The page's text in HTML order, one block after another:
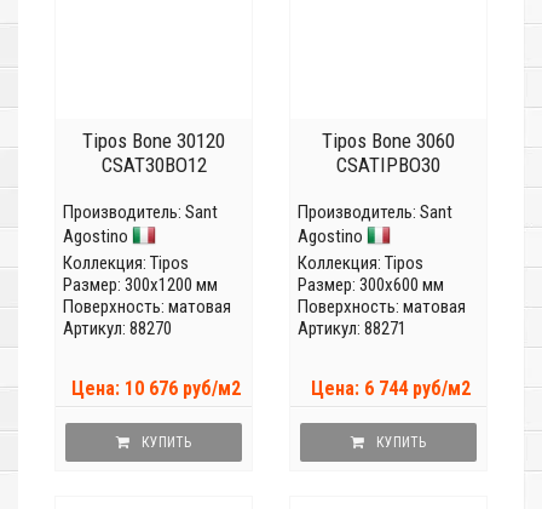
Tipos Bone 30120
CSAT30BO12
Производитель: Sant
Agostino
Коллекция: Tipos
Размер: 300x1200 мм
Поверхность: матовая
Артикул: 88270
Цена: 10 676 руб/м2
КУПИТЬ
Tipos Bone 3060
CSATIPBO30
Производитель: Sant
Agostino
Коллекция: Tipos
Размер: 300x600 мм
Поверхность: матовая
Артикул: 88271
Цена: 6 744 руб/м2
КУПИТЬ